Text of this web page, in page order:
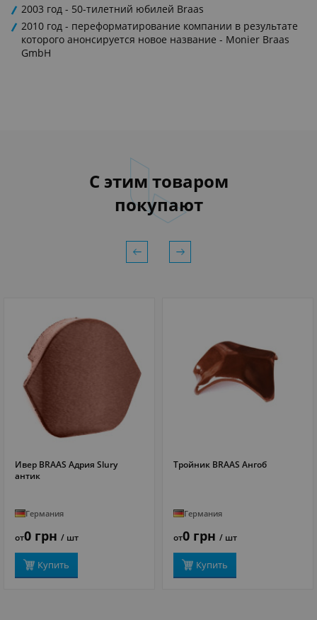
2003 год - 50-тилетний юбилей Braas
2010 год - переформатирование компании в результате
которого анонсируется новое название - Monier Braas
GmbH
С этим товаром
покупают
ПОДРОБНЕЕ
Ивер BRAAS Адрия Slury
антик
Германия
от0 грн / шт
Купить
ПОДРОБНЕЕ
Тройник BRAAS Ангоб
Германия
от0 грн / шт
Купить